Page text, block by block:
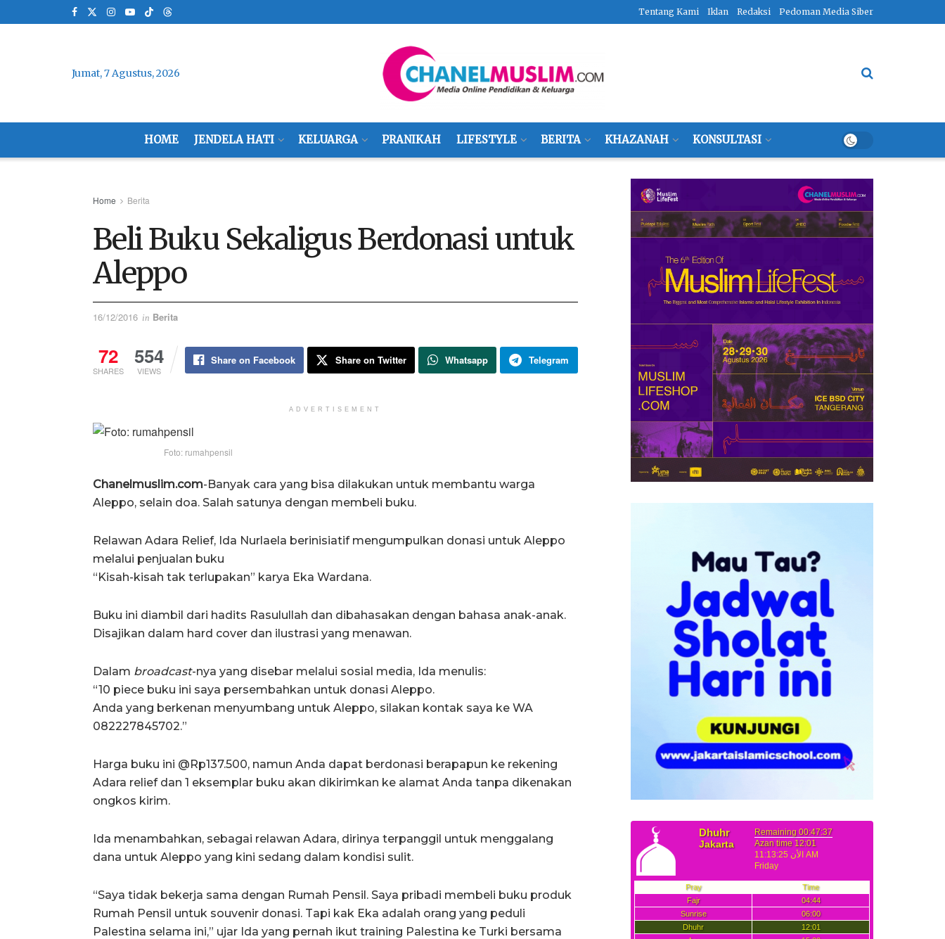
Tentang Kami Iklan Redaksi Pedoman Media Siber
Jumat, 7 Agustus, 2026
HOME JENDELA HATI KELUARGA PRANIKAH LIFESTYLE BERITA KHAZANAH KONSULTASI
Home Berita
Beli Buku Sekaligus Berdonasi untuk
Aleppo
16/12/2016 in Berita
72
SHARES
554
VIEWS
Share on Facebook Share on Twitter Whatsapp Telegram
ADVERTISEMENT
Foto: rumahpensil
Chanelmuslim.com-Banyak cara yang bisa dilakukan untuk membantu warga
Aleppo, selain doa. Salah satunya dengan membeli buku.
Relawan Adara Relief, Ida Nurlaela berinisiatif mengumpulkan donasi untuk Aleppo
melalui penjualan buku
“Kisah-kisah tak terlupakan” karya Eka Wardana.
Buku ini diambil dari hadits Rasulullah dan dibahasakan dengan bahasa anak-anak.
Disajikan dalam hard cover dan ilustrasi yang menawan.
Dalam broadcast-nya yang disebar melalui sosial media, Ida menulis:
“10 piece buku ini saya persembahkan untuk donasi Aleppo.
Anda yang berkenan menyumbang untuk Aleppo, silakan kontak saya ke WA
082227845702.”
Harga buku ini @Rp137.500, namun Anda dapat berdonasi berapapun ke rekening
Adara relief dan 1 eksemplar buku akan dikirimkan ke alamat Anda tanpa dikenakan
ongkos kirim.
Ida menambahkan, sebagai relawan Adara, dirinya terpanggil untuk menggalang
dana untuk Aleppo yang kini sedang dalam kondisi sulit.
“Saya tidak bekerja sama dengan Rumah Pensil. Saya pribadi membeli buku produk
Rumah Pensil untuk souvenir donasi. Tapi kak Eka adalah orang yang peduli
Palestina selama ini,” ujar Ida yang pernah ikut training Palestina ke Turki bersama